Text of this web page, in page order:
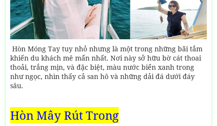
Hòn Móng Tay tuy nhỏ nhưng là một trong những bãi tắm
khiến du khách mê mẩn nhất. Nơi này sở hữu bờ cát thoai
thoải, trắng mịn, và đặc biệt, màu nước biển xanh trong
như ngọc, nhìn thấy cả san hô và những dải đá dưới đáy
sâu.
Hòn Mây Rút Trong